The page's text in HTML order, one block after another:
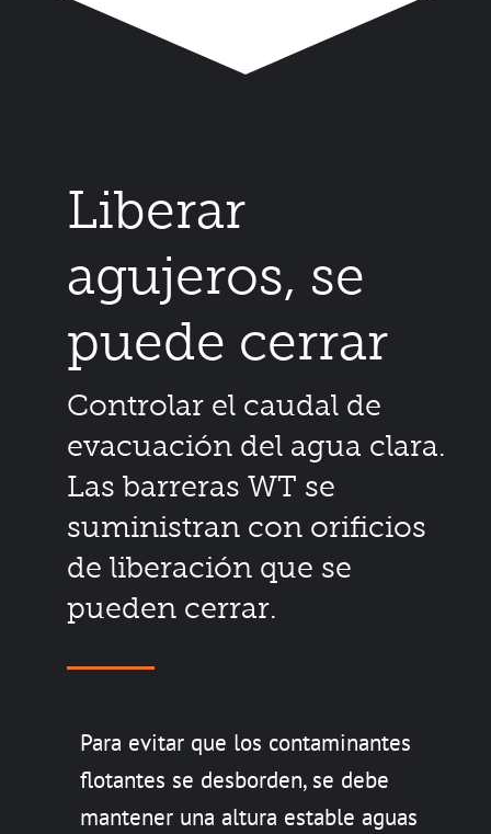
Liberar
agujeros, se
puede cerrar
Controlar el caudal de
evacuación del agua clara.
Las barreras WT se
suministran con orificios
de liberación que se
pueden cerrar.
Para evitar que los contaminantes
flotantes se desborden, se debe
mantener una altura estable aguas